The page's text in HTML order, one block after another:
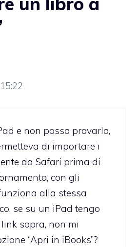
e non posso provarlo,
di importare i
da Safari prima di
con gli
alla stessa
se su un iPad tengo
sopra, non mi
“Apri in iBooks”?